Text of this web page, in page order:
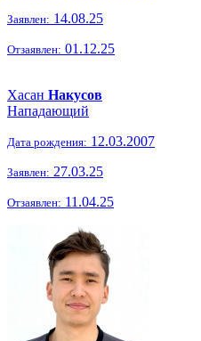
Заявлен: 14.08.25
Отзаявлен: 01.12.25
Хасан Накусов
Нападающий
Дата рождения: 12.03.2007
Заявлен: 27.03.25
Отзаявлен: 11.04.25